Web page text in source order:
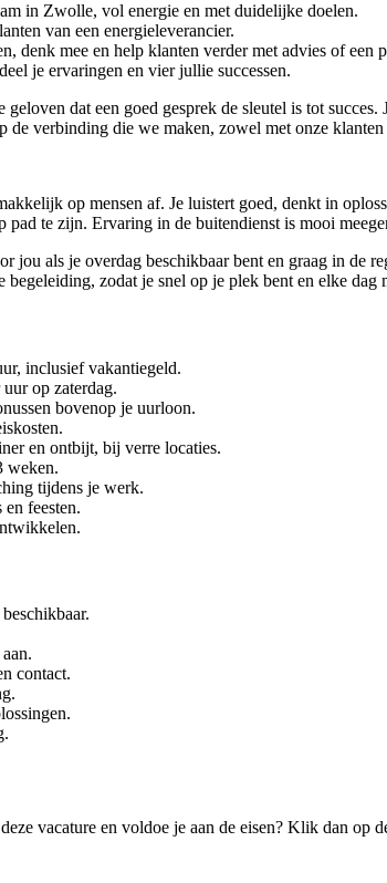
in Zwolle, vol energie en met duidelijke doelen.
van een energieleverancier.
denk mee en help klanten verder met advies of een
je ervaringen en vier jullie successen.
dat een goed gesprek de sleutel is tot
de verbinding die we maken, zowel met onze klanten
op mensen af. Je luistert goed, denkt in
pad te zijn. Ervaring in de buitendienst is mooi
jou als je overdag beschikbaar bent en graag in
begeleiding, zodat je snel op je plek bent en elke dag
inclusief vakantiegeld.
op zaterdag.
bovenop je uurloon.
en ontbijt, bij verre locaties.
weken.
tijdens je werk.
feesten.
contact.
vacature en voldoe je aan de eisen? Klik dan